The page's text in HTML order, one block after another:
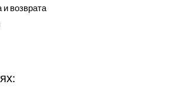
возврата